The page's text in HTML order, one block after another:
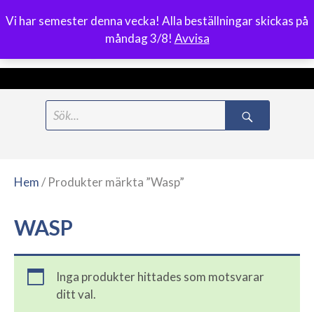
Vi har semester denna vecka! Alla beställningar skickas på
måndag 3/8! Avvisa
0
Meny
Hem/ Produkter märkta ”Wasp”
WASP
Inga produkter hittades som motsvarar
ditt val.